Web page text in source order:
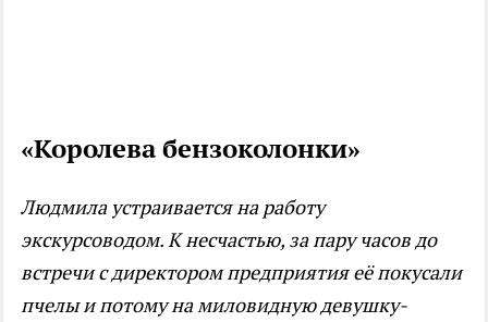
«Королева бензоколонки»
Людмила устраивается на работу
экскурсоводом. К несчастью, за пару часов до
встречи с директором предприятия её покусали
пчелы и потому на миловидную девушку-